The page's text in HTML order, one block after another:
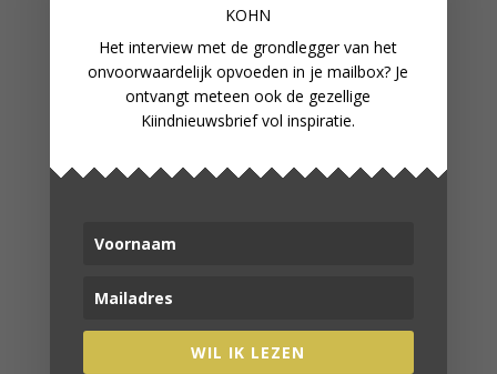
BOEK: VRIJE GEBOORTE
KOHN
Het interview met de grondlegger van het
onvoorwaardelijk opvoeden in je mailbox? Je
ontvangt meteen ook de gezellige
Kiindnieuwsbrief vol inspiratie.
WIL IK LEZEN